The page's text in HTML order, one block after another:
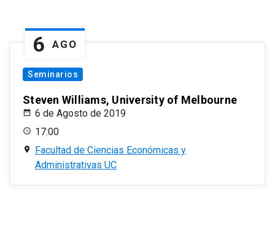
6 AGO
Seminarios
Steven Williams, University of Melbourne
6 de Agosto de 2019
17:00
Facultad de Ciencias Económicas y
Administrativas UC